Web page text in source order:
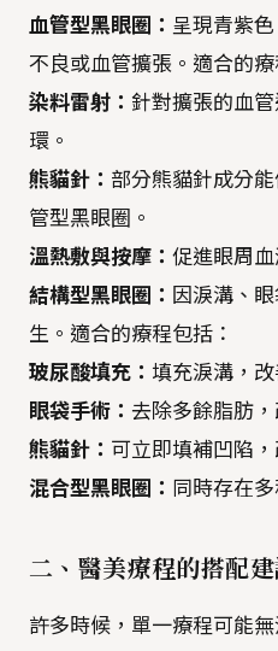
血管型黑眼圈： 呈現青紫
不良或血管擴張。適合的療
染料雷射： 針對擴張的血
環。
熊貓針： 部分熊貓針成分
管型黑眼圈。
溫熱敷與按摩： 促進眼周血
結構型黑眼圈： 因淚溝、
生。適合的療程包括：
玻尿酸填充： 填充淚溝，改
眼袋手術： 去除多餘脂肪
熊貓針： 可立即填補凹陷，
混合型黑眼圈： 同時存在
二、醫美療程的搭配
許多時候，單一療程可能